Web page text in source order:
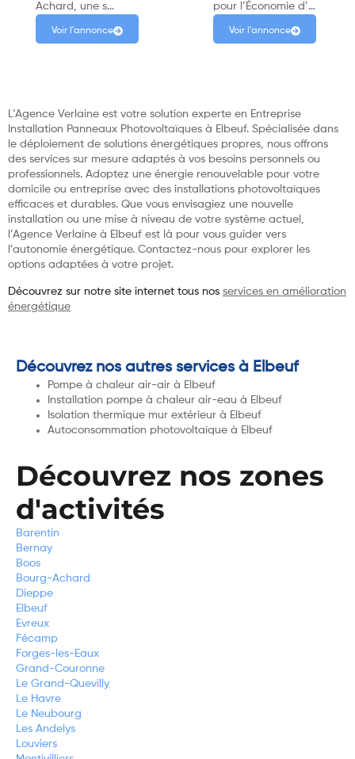
Achard, une s…
Voir l'annonce
pour l’Économie d’…
Voir l'annonce
L’Agence Verlaine est votre solution experte en Entreprise
Installation Panneaux Photovoltaïques à Elbeuf. Spécialisée dans
le déploiement de solutions énergétiques propres, nous offrons
des services sur mesure adaptés à vos besoins personnels ou
professionnels. Adoptez une énergie renouvelable pour votre
domicile ou entreprise avec des installations photovoltaïques
efficaces et durables. Que vous envisagiez une nouvelle
installation ou une mise à niveau de votre système actuel,
l’Agence Verlaine à Elbeuf est là pour vous guider vers
l’autonomie énergétique. Contactez-nous pour explorer les
options adaptées à votre projet.
Découvrez sur notre site internet tous nos services en amélioration
énergétique
Découvrez nos autres services à Elbeuf
Pompe à chaleur air-air à Elbeuf
Installation pompe à chaleur air-eau à Elbeuf
Isolation thermique mur extérieur à Elbeuf
Autoconsommation photovoltaïque à Elbeuf
Découvrez nos zones
d'activités
Barentin
Bernay
Boos
Bourg-Achard
Dieppe
Elbeuf
Evreux
Fécamp
Forges-les-Eaux
Grand-Couronne
Le Grand-Quevilly
Le Havre
Le Neubourg
Les Andelys
Louviers